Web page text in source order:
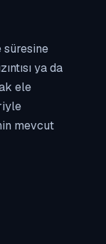
süresine
ya da
ele
mevcut